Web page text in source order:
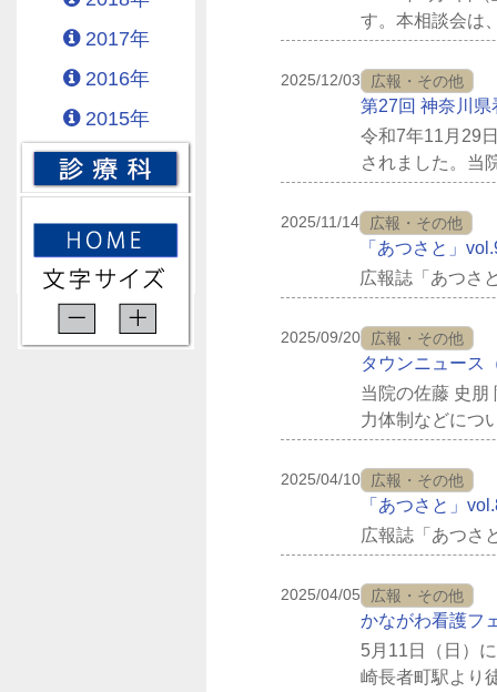
2017年
2016年
2015年
す。本相談会は
当院ブースにも
2025/12/03 広報・その他
第27回 神奈川
令和7年11月29
されました。当
表 ： 看護部 D
2025/11/14 広報・その他
「あつさと」
広報誌「あつさ
2025/09/20 広報・その他
タウンニュース
当院の佐藤 史朋
力体制などにつ
す。
2025/04/10 広報・その他
「あつさと」
広報誌「あつさ
2025/04/05 広報・その他
かながわ看護フ
5月11日（日）
崎長者町駅より